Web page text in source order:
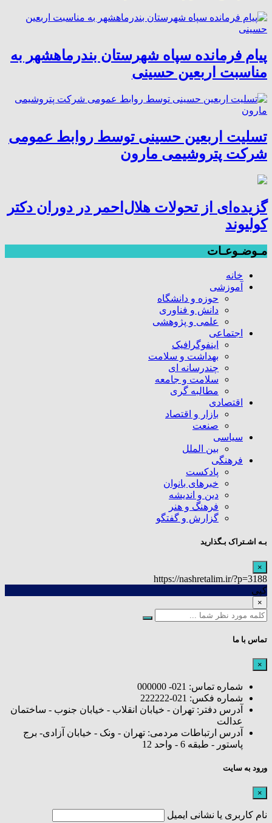
پیام فرمانده سپاه شهرستان بندرماهشهر به
مناسبت اربعین حسینی
تسلیت اربعین حسینی توسط روابط عمومی
شرکت پتروشیمی مارون
گزیده‌ای از تحولات هلال‌احمر در دوران دکتر
کولیوند
مـوضـوعـات
خانه
آموزشی
حوزه و دانشگاه
دانش و فناوری
علمی و پژوهشی
اجتماعی
اینفوگرافیک
بهداشت و سلامت
چندرسانه ای
سلامت و جامعه
مطالبه گری
اقتصادی
بازار و اقتصاد
صنعت
سیاسی
بین الملل
فرهنگی
پادکست
خبرهای بانوان
دین و اندیشه
فرهنگ و هنر
گزارش و گفتگو
بـه اشـتراک بـگذارید
×
https://nashretalim.ir/?p=3188
کپی
×
تماس با ما
×
شماره تماس: 021- 000000
شماره فکس: 021-222222
آدرس دفتر: تهران - خیابان انقلاب - خیابان جنوب - ساختمان
عدالت
آدرس ارتباطات مردمی: تهران - ونک - خیابان آزادی- برج
پاستور - طبقه 6 - واحد 12
ورود به سایت
×
نام کاربری یا نشانی ایمیل